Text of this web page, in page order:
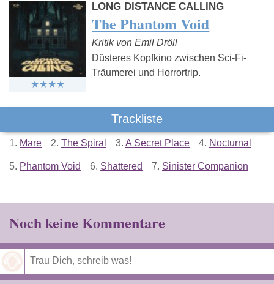
LONG DISTANCE CALLING
The Phantom Void
Kritik von Emil Dröll
Düsteres Kopfkino zwischen Sci-Fi-
Träumerei und Horrortrip.
Trackliste
1. Mare 2. The Spiral 3. A Secret Place 4. Nocturnal
5. Phantom Void 6. Shattered 7. Sinister Companion
Noch keine Kommentare